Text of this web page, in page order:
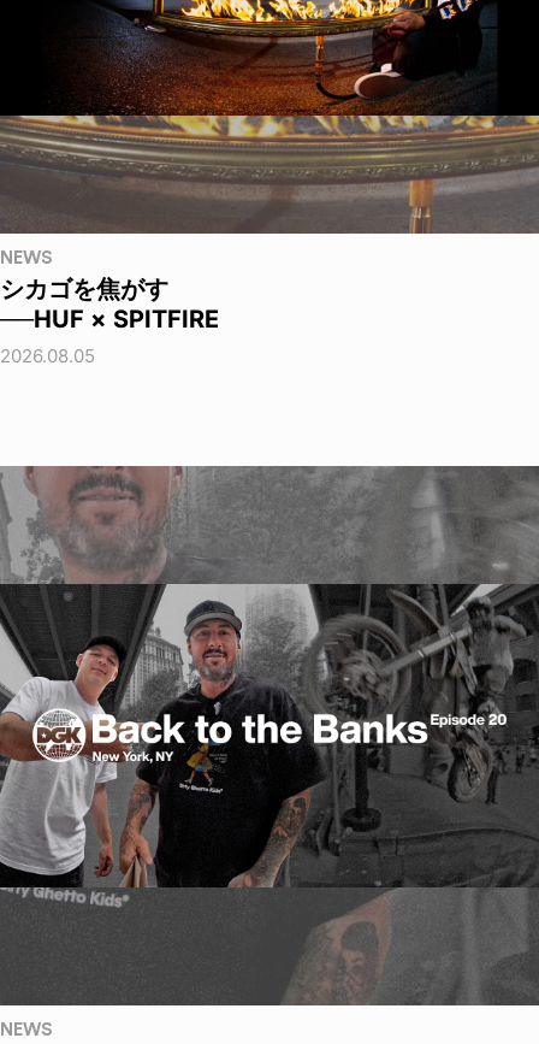
NEWS
シカゴを焦がす
──HUF × SPITFIRE
2026.08.05
NEWS